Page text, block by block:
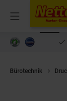
Menü
Bürotechnik